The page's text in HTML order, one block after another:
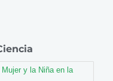
y la Niña en la